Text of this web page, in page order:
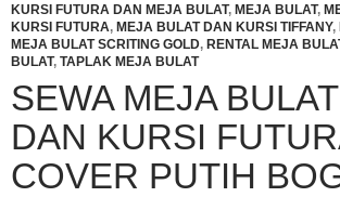
KURSI FUTURA DAN MEJA BULAT, MEJA BULAT,
KURSI FUTURA, MEJA BULAT DAN KURSI TIFFANY,
MEJA BULAT SCRITING GOLD, RENTAL MEJA
BULAT, TAPLAK MEJA BULAT
SEWA MEJA
DAN KURSI
COVER PUTIH